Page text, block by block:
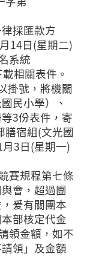
採匯款方
14日(星期二)
系統
相關表件。
掛號，將機關
民小學）、
3份表件，寄
膳宿組(文光國
3日(星期一)
賽規程第七條
會，超過團
爰有關團本
部核定代金
領金額，如不
領」及金額